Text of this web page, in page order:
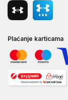
Plaćanje karticama